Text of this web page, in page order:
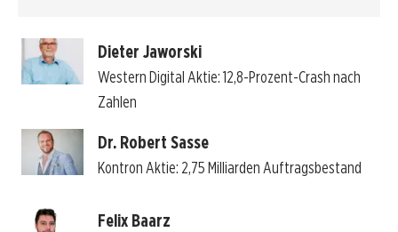
Dieter Jaworski
Western Digital Aktie: 12,8-Prozent-Crash nach
Zahlen
Dr. Robert Sasse
Kontron Aktie: 2,75 Milliarden Auftragsbestand
Felix Baarz